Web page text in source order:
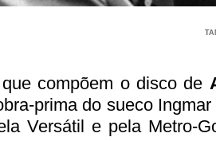
compõem o disco de
prima do sueco
Versátil e pela Metro-